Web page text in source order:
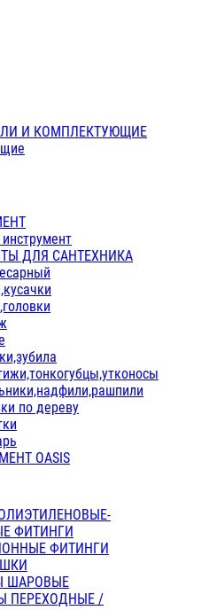
И КОМПЛЕКТУЮЩИЕ
ДЛЯ САНТЕХНИКА
по дереву
OASIS
ФИТИНГИ
ФИТИНГИ
ШАРОВЫЕ
ПЕРЕХОДНЫЕ /